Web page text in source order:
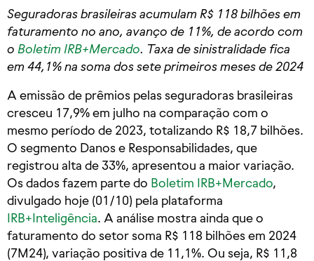
Seguradoras brasileiras acumulam R$ 118 bilhões em
faturamento no ano, avanço de 11%, de acordo com
o Boletim IRB+Mercado. Taxa de sinistralidade fica
em 44,1% na soma dos sete primeiros meses de 2024
A emissão de prêmios pelas seguradoras brasileiras
cresceu 17,9% em julho na comparação com o
mesmo período de 2023, totalizando R$ 18,7 bilhões.
O segmento Danos e Responsabilidades, que
registrou alta de 33%, apresentou a maior variação.
Os dados fazem parte do Boletim IRB+Mercado,
divulgado hoje (01/10) pela plataforma
IRB+Inteligência. A análise mostra ainda que o
faturamento do setor soma R$ 118 bilhões em 2024
(7M24), variação positiva de 11,1%. Ou seja, R$ 11,8